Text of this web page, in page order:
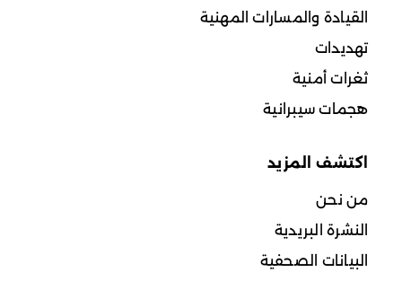
القيادة والمسارات المهنية
تهديدات
ثغرات أمنية
هجمات سيبرانية
اكتشف المزيد
من نحن
النشرة البريدية
البيانات الصحفية